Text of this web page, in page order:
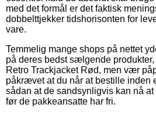
med det formål er det faktisk
dobbelttjekker tidshorisonten for
vare.
Temmelig mange shops på nettet
på deres bedst sælgende
Retro Trackjacket Rød, men vær
påkrævet at du når at bestille inden
sådan at de sandsynligvis kan nå
før de pakkeansatte har fri.